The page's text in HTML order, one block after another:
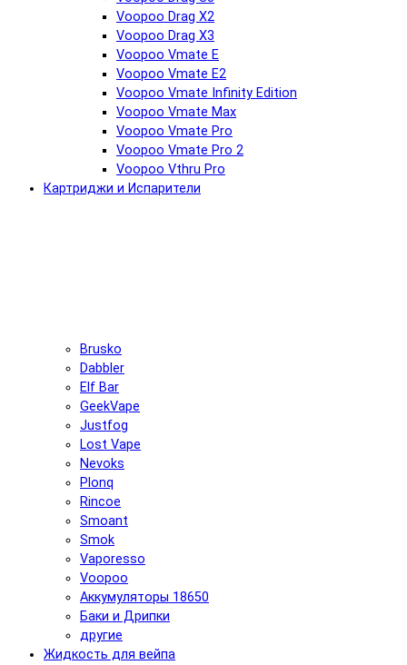
Voopoo Drag X2
Voopoo Drag X3
Voopoo Vmate E
Voopoo Vmate E2
Voopoo Vmate Infinity Edition
Voopoo Vmate Max
Voopoo Vmate Pro
Voopoo Vmate Pro 2
Voopoo Vthru Pro
Картриджи и Испарители
Brusko
Dabbler
Elf Bar
GeekVape
Justfog
Lost Vape
Nevoks
Plonq
Rincoe
Smoant
Smok
Vaporesso
Voopoo
Аккумуляторы 18650
Баки и Дрипки
другие
Жидкость для вейпа